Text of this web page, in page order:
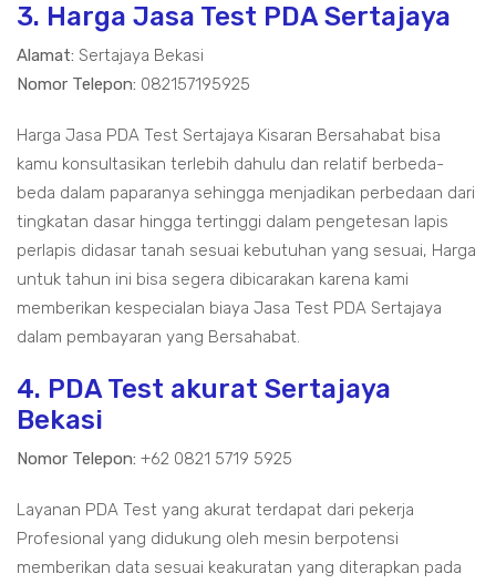
3. Harga Jasa Test PDA Sertajaya
Alamat: Sertajaya Bekasi
Nomor Telepon: 082157195925
Harga Jasa PDA Test Sertajaya Kisaran Bersahabat bisa
kamu konsultasikan terlebih dahulu dan relatif berbeda-
beda dalam paparanya sehingga menjadikan perbedaan dari
tingkatan dasar hingga tertinggi dalam pengetesan lapis
perlapis didasar tanah sesuai kebutuhan yang sesuai, Harga
untuk tahun ini bisa segera dibicarakan karena kami
memberikan kespecialan biaya Jasa Test PDA Sertajaya
dalam pembayaran yang Bersahabat.
4. PDA Test akurat Sertajaya
Bekasi
Nomor Telepon: +62 0821 5719 5925
Layanan PDA Test yang akurat terdapat dari pekerja
Profesional yang didukung oleh mesin berpotensi
memberikan data sesuai keakuratan yang diterapkan pada